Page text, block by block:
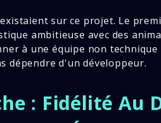
sur ce projet. Le
ambitieuse avec des
à une équipe non
dépendre d'un développeur.
: Fidélité Au